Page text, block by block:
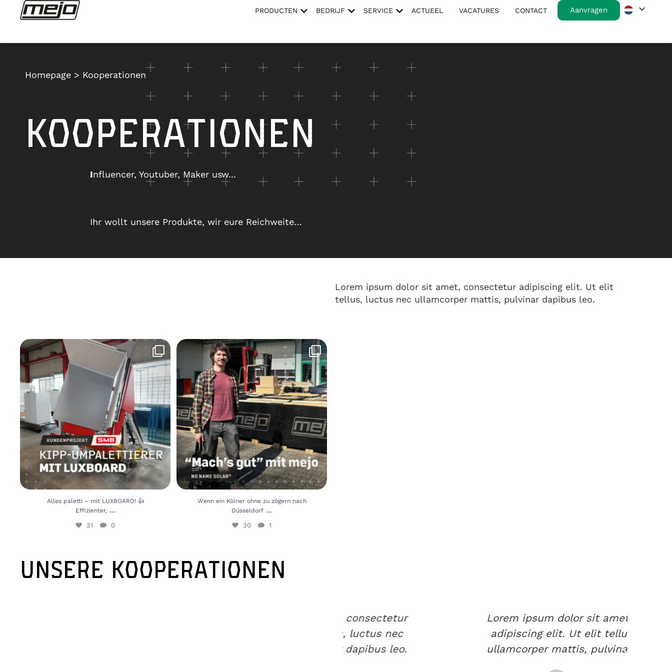
PRODUCTEN BEDRIJF SERVICE ACTUEEL VACATURES CONTACT Aanvragen
Homepage > Kooperationen
KOOPERATIONEN
Influencer, Youtuber, Maker usw...
Ihr wollt unsere Produkte, wir eure Reichweite…
Lorem ipsum dolor sit amet, consectetur adipiscing elit. Ut elit
tellus, luctus nec ullamcorper mattis, pulvinar dapibus leo.
Alles paletti – mit LUXBOARD! 👍⁠
0
Alles paletti – mit LUXBOARD! 👍⁠
Effizienter, ...
31 0
Wenn ein Kölner ohne zu zögern nach Düsseldorf...
30 1
Wenn ein Kölner ohne zu zögern nach
Düsseldorf ...
30 1
UNSERE KOOPERATIONEN
Lorem ipsum dolor sit amet, consectetur
adipiscing elit. Ut elit tellus, luctus nec
ullamcorper mattis, pulvinar dapibus leo.